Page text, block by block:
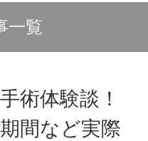
一覧
術体験談！
間など実際